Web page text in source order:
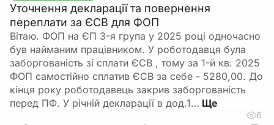
Уточнення декларації та повернення
переплати за ЄСВ для ФОП
Вітаю. ФОП на ЄП 3-я група у 2025 році одночасно
був найманим працівником. У роботодавця була
заборгованість зі сплати ЄСВ , тому за 1-й кв. 2025
ФОП самостійно сплатив ЄСВ за себе - 5280,00. До
кінця року роботодавець закрив заборгованість
перед ПФ. У річній декларації в дод.1…
6